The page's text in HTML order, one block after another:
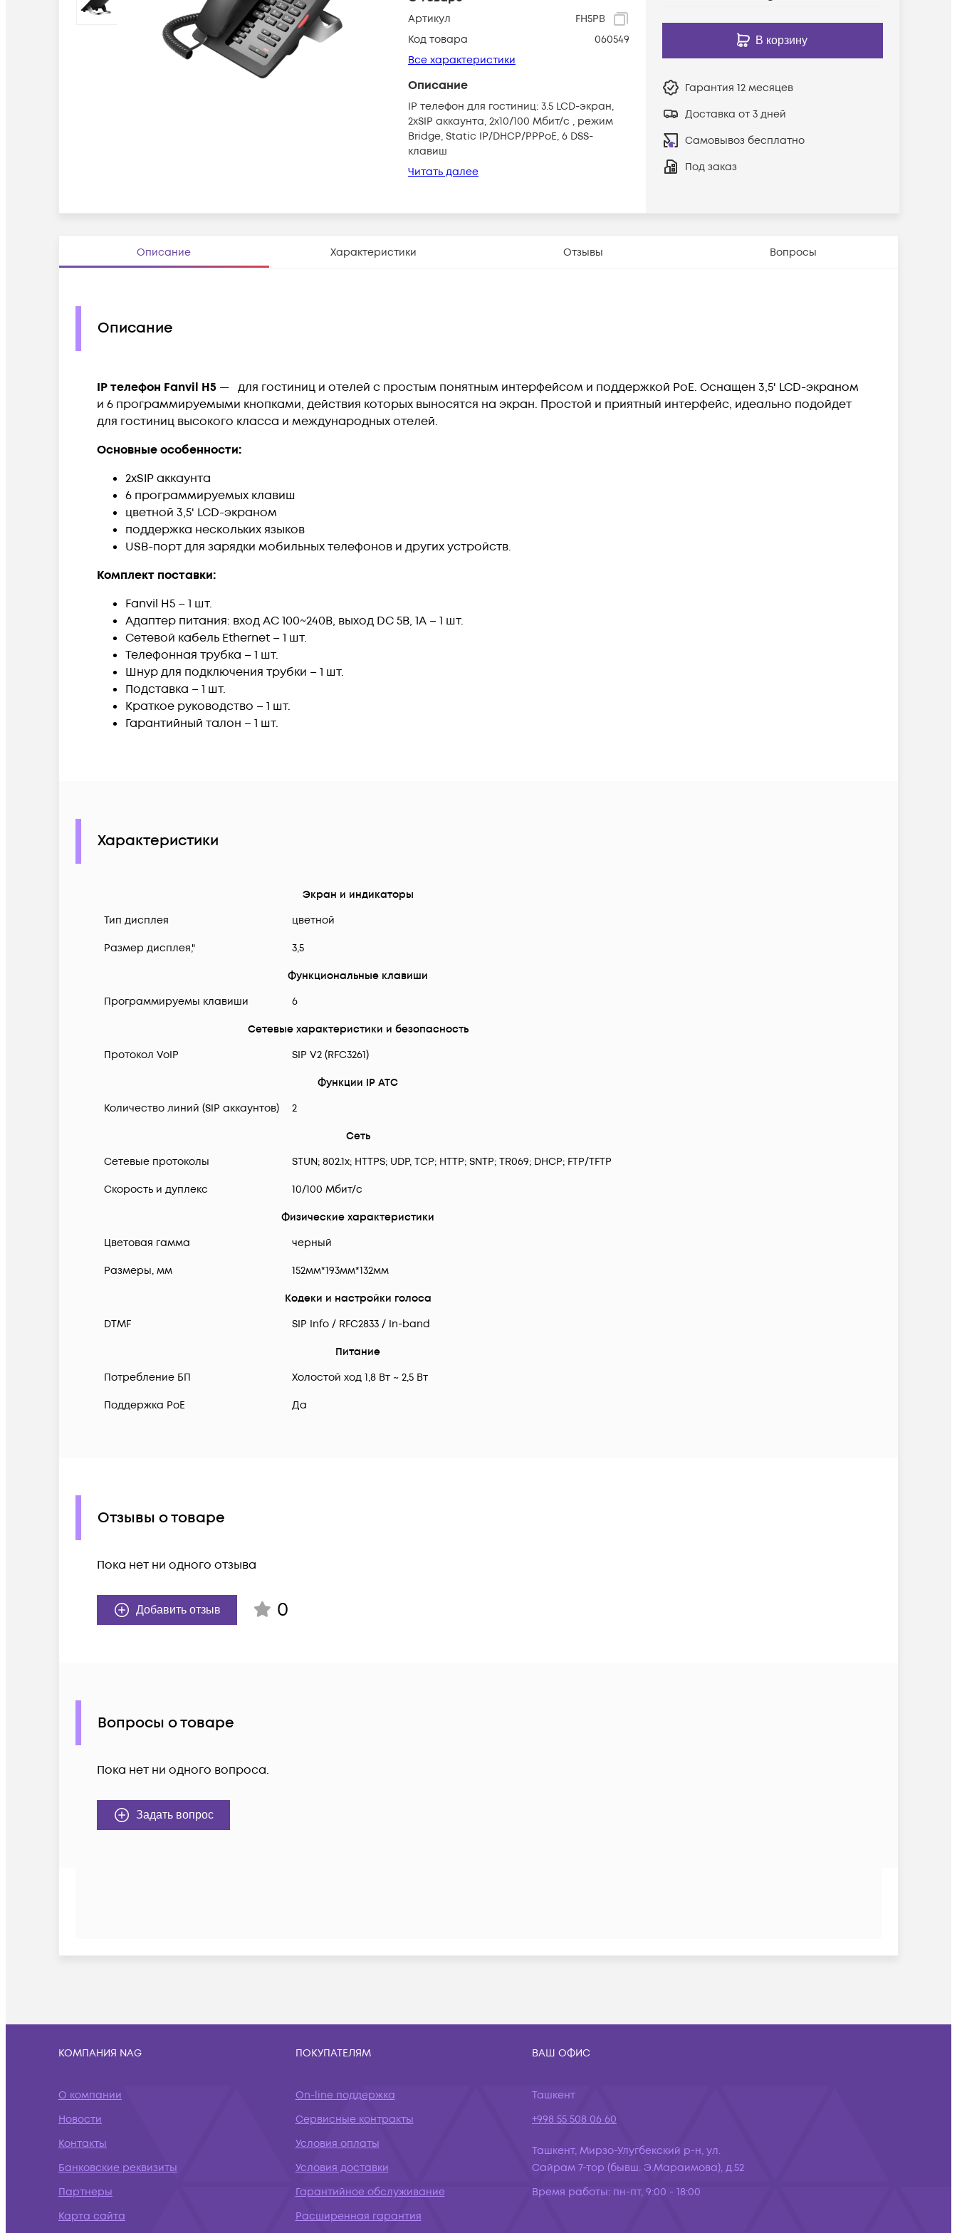
Артикул
FH5PB
Код товара
060549
Все характеристики
Описание
IP телефон для гостиниц: 3.5 LCD-экран,
2xSIP аккаунта, 2x10/100 Мбит/с , режим
Bridge, Static IP/DHCP/PPPoE, 6 DSS-
клавиш
Читать далее
В корзину
Гарантия 12 месяцев
Доставка от 3 дней
Самовывоз бесплатно
Под заказ
Описание Характеристики Отзывы Вопросы
Описание
IP телефон Fanvil H5 — для гостиниц и отелей с простым понятным интерфейсом и поддержкой PoE. Оснащен 3,5' LCD-экраном
и 6 программируемыми кнопками, действия которых выносятся на экран. Простой и приятный интерфейс, идеально подойдет
для гостиниц высокого класса и международных отелей.
Основные особенности:
2xSIP аккаунта
6 программируемых клавиш
цветной 3,5' LCD-экраном
поддержка нескольких языков
USB-порт для зарядки мобильных телефонов и других устройств.
Комплект поставки:
Fanvil H5 – 1 шт.
Адаптер питания: вход AC 100~240В, выход DC 5B, 1A – 1 шт.
Сетевой кабель Ethernet – 1 шт.
Телефонная трубка – 1 шт.
Шнур для подключения трубки – 1 шт.
Подставка – 1 шт.
Краткое руководство – 1 шт.
Гарантийный талон – 1 шт.
Характеристики
Экран и индикаторы
Тип дисплея
цветной
Размер дисплея," 3,5
Функциональные клавиши
Программируемы клавиши
6
Сетевые характеристики и безопасность
Протокол VoIP
SIP V2 (RFC3261)
Функции IP АТС
Количество линий (SIP аккаунтов)
2
Сеть
Сетевые протоколы
STUN; 802.1x; HTTPS; UDP, TCP; HTTP; SNTP; TR069; DHCP; FTP/TFTP
Скорость и дуплекс 10/100 Мбит/с
Физические характеристики
Цветовая гамма
черный
Размеры, мм 152мм*193мм*132мм
Кодеки и настройки голоса
DTMF
SIP Info / RFC2833 / In-band
Питание
Потребление БП
Холостой ход 1,8 Вт ~ 2,5 Вт
Поддержка PoE Да
Отзывы о товаре
Пока нет ни одного отзыва
Добавить отзыв 0
Вопросы о товаре
Пока нет ни одного вопроса.
Задать вопрос
КОМПАНИЯ NAG
О компании
Новости
Контакты
Банковские реквизиты
Партнеры
Карта сайта
ПОКУПАТЕЛЯМ
On-line поддержка
Сервисные контракты
Условия оплаты
Условия доставки
Гарантийное обслуживание
Расширенная гарантия
ВАШ ОФИС
Ташкент
+998 55 508 06 60
Ташкент, Мирзо-Улугбекский р-н, ул.
Сайрам 7-тор (бывш. Э.Мараимова), д.52
Время работы: пн-пт, 9:00 - 18:00